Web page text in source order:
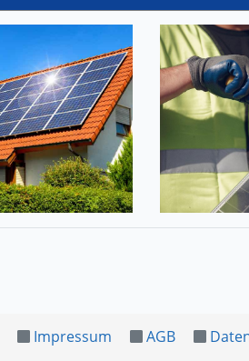
Impressum AGB